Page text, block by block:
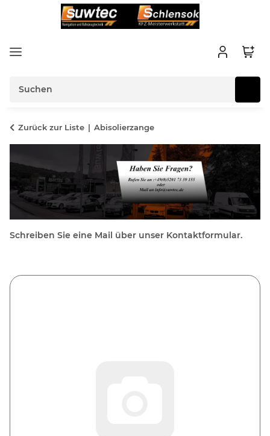
Zurück zur Liste Abisolierzange
Schreiben Sie eine Mail über unser Kontaktformular.